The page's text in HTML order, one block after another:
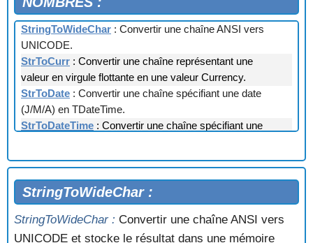
StringToWideChar : Convertir une chaîne ANSI vers
UNICODE.
StrToCurr : Convertir une chaîne représentant une
valeur en virgule flottante en une valeur Currency.
StrToDate : Convertir une chaîne spécifiant une date
(J/M/A) en TDateTime.
StrToDateTime : Convertir une chaîne spécifiant une
StrToFloat: Convertir chaîne en valeur à virgule
StrToInt: Convertir en nombre une chaîne qui
représente un entier (décimal ou hexadécimal).
StrToInt64: Convertir une chaîne qui représente un
entier (décimal ou hexadécimal) en Int64.
StringToWideChar :
StringToWideChar : Convertir une chaîne ANSI vers
UNICODE et stocke le résultat dans une mémoire